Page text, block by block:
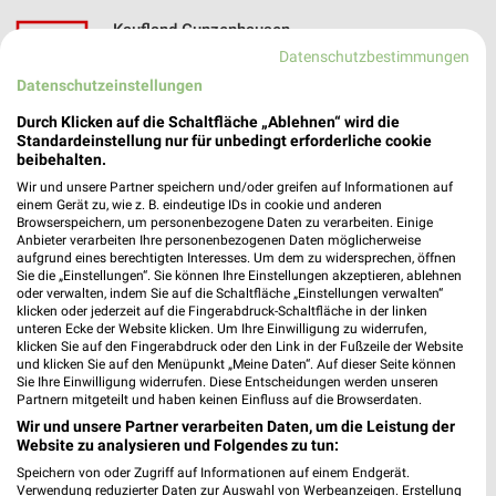
Kaufland Gunzenhausen
91710 Gunzenhausen
Heute 07:00 - 20:00 Uhr |
Geöffnet
421,23 km • Angebote: 2 Prospekte
Kaufland Nördlingen
Raiffeisenstraße 4
86720 Nördlingen
Heute 07:00 - 20:00 Uhr | Geöffnet
456,27 km • Angebote: 2 Prospekte
KissSalis Therme - Kannewischer Collection
Bad Kissingen
Heiligenfelder Allee 16
97688 Bad Kissingen
Datenschutzbestimmungen
Datenschutzeinstellungen
Durch Klicken auf die Schaltfläche „Ablehnen“ wird die
Standardeinstellung nur für unbedingt erforderliche cookie
beibehalten.
Wir und unsere Partner speichern und/oder greifen auf Informationen auf
einem Gerät zu, wie z. B. eindeutige IDs in cookie und anderen
Browserspeichern, um personenbezogene Daten zu verarbeiten. Einige
Anbieter verarbeiten Ihre personenbezogenen Daten möglicherweise
aufgrund eines berechtigten Interesses. Um dem zu widersprechen, öffnen
Sie die „Einstellungen“. Sie können Ihre Einstellungen akzeptieren, ablehnen
oder verwalten, indem Sie auf die Schaltfläche „Einstellungen verwalten“
klicken oder jederzeit auf die Fingerabdruck-Schaltfläche in der linken
unteren Ecke der Website klicken. Um Ihre Einwilligung zu widerrufen,
klicken Sie auf den Fingerabdruck oder den Link in der Fußzeile der Website
und klicken Sie auf den Menüpunkt „Meine Daten“. Auf dieser Seite können
Sie Ihre Einwilligung widerrufen. Diese Entscheidungen werden unseren
Partnern mitgeteilt und haben keinen Einfluss auf die Browserdaten.
Wir und unsere Partner verarbeiten Daten, um die Leistung der
Website zu analysieren und Folgendes zu tun:
Speichern von oder Zugriff auf Informationen auf einem Endgerät.
Verwendung reduzierter Daten zur Auswahl von Werbeanzeigen. Erstellung